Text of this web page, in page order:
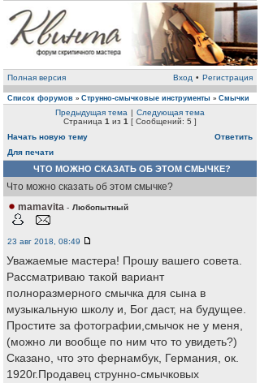
Полная версия Вход • Регистрация
Список форумов » Струнно-смычковые инструменты » Смычки
Предыдущая тема | Следующая тема
Страница 1 из 1 [ Сообщений: 5 ]
Начать новую тему
Ответить
Для печати
ЧТО МОЖНО СКАЗАТЬ ОБ ЭТОМ СМЫЧКЕ?
Что можно сказать об этом смычке?
mamavita - Любопытный
23 авг 2018, 08:49
Уважаемые мастера! Прошу вашего совета.
Рассматриваю такой вариант
полноразмерного смычка для сына в
музыкальную школу и, Бог даст, на будущее.
Простите за фотографии,смычок не у меня,
(можно ли вообще по ним что то увидеть?)
Сказано, что это фернамбук, Германия, ок.
1920г.Продавец струнно-смычковых